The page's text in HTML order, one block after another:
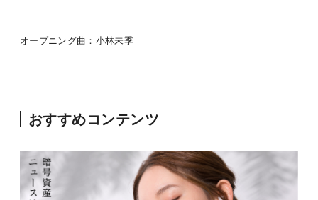
オープニング曲：小林未季
おすすめコンテンツ